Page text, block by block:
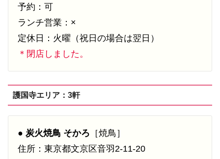
予約：可
ランチ営業：×
定休日：火曜（祝日の場合は翌日）
＊閉店しました。
護国寺エリア：3軒
● 炭火焼鳥 そかろ ［焼鳥］
住所：東京都文京区音羽2-11-20